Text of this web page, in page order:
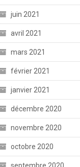
juin 2021
avril 2021
mars 2021
février 2021
janvier 2021
décembre 2020
novembre 2020
octobre 2020